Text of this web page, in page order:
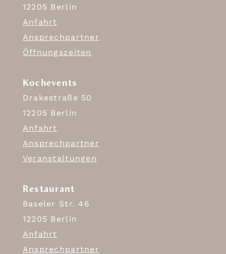
12205 Berlin
Anfahrt
Ansprechpartner
Öffnungszeiten
Kochevents
Drakestraße 50
12205 Berlin
Anfahrt
Ansprechpartner
Veranstaltungen
Restaurant
Baseler Str. 46
12205 Berlin
Anfahrt
Ansprechpartner